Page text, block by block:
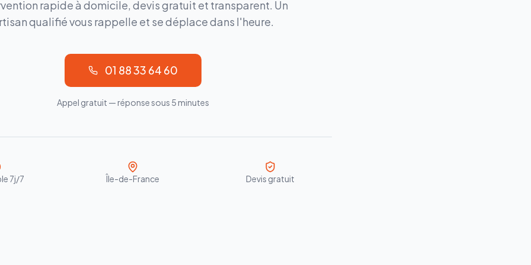
rapide à domicile, devis gratuit et transparent. Un
qualifié vous rappelle et se déplace dans l'heure.
01 88 33 64 60
Appel gratuit — réponse sous 5 minutes
7j/7 Île-de-France Devis gratuit